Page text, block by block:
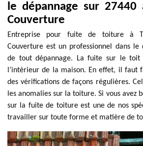
le dépannage sur 27440
Couverture
Entreprise pour fuite de toiture à
Couverture est un professionnel dans le
de tout dépannage. La fuite sur le toit
l’intérieur de la maison. En effet, il faut
des vérifications de façons régulières.
les anomalies sur la toiture. Si vous avez
sur la fuite de toiture est une de nos
travailler sur toute forme et matière de